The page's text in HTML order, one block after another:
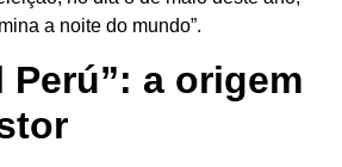
a noite do mundo”.
Perú”: a origem